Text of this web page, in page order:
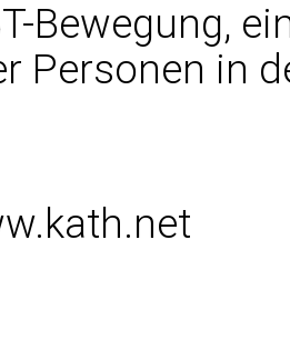
Bewegung,
Personen in